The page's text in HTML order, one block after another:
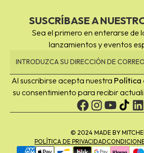
SUSCRÍBASE A
Sea el primero en enterarse de
lanzamientos y eventos
Al suscribirse acepta nuestra Política
su consentimiento para recibir
© 2024 MADE BY
POLÍTICA DE PRIVACIDAD